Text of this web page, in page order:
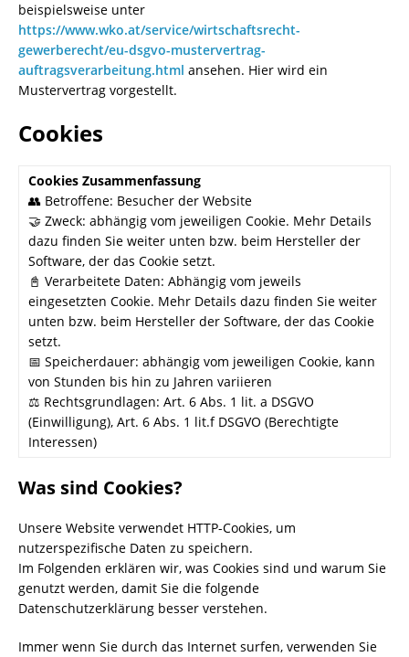
beispielsweise unter
https://www.wko.at/service/wirtschaftsrecht-
gewerberecht/eu-dsgvo-mustervertrag-
auftragsverarbeitung.html ansehen. Hier wird ein
Mustervertrag vorgestellt.
Cookies
Cookies Zusammenfassung
👥 Betroffene: Besucher der Website
🤝 Zweck: abhängig vom jeweiligen Cookie. Mehr Details
dazu finden Sie weiter unten bzw. beim Hersteller der
Software, der das Cookie setzt.
📓 Verarbeitete Daten: Abhängig vom jeweils
eingesetzten Cookie. Mehr Details dazu finden Sie weiter
unten bzw. beim Hersteller der Software, der das Cookie
setzt.
📅 Speicherdauer: abhängig vom jeweiligen Cookie, kann
von Stunden bis hin zu Jahren variieren
⚖️ Rechtsgrundlagen: Art. 6 Abs. 1 lit. a DSGVO
(Einwilligung), Art. 6 Abs. 1 lit.f DSGVO (Berechtigte
Interessen)
Was sind Cookies?
Unsere Website verwendet HTTP-Cookies, um
nutzerspezifische Daten zu speichern.
Im Folgenden erklären wir, was Cookies sind und warum Sie
genutzt werden, damit Sie die folgende
Datenschutzerklärung besser verstehen.
Immer wenn Sie durch das Internet surfen, verwenden Sie